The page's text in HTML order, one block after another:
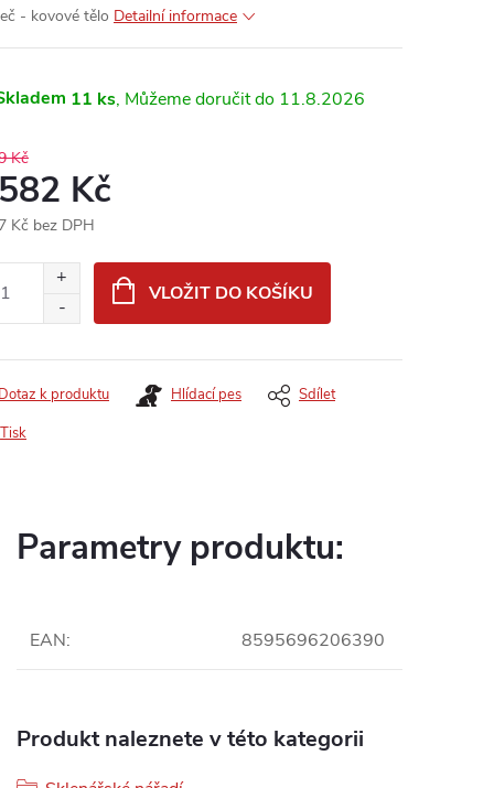
- kovové tělo Detailní informace
11 ks 11.8.2026
Kč
Kč
Kč bez DPH
VLOŽIT DO KOŠÍKU
Tisk
Dotaz k produktu Hlídací pes Sdílet
Parametry produktu:
EAN: 8595696206390
Produkt naleznete v této kategorii